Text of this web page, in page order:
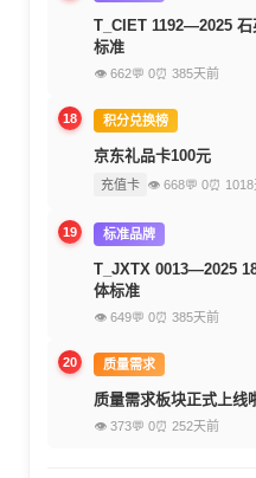
T_CIET 1192—2025 石
标准
👁 662💬 0⏰ 385天前
18 积分兑换榜
京东礼品卡100元
充值卡 👁 668💬 0⏰
19 标准品牌
T_JXTX 0013—2025
体标准
👁 649💬 0⏰ 385天前
20 质量需求
质量需求板块正式上线
👁 373💬 0⏰ 252天前